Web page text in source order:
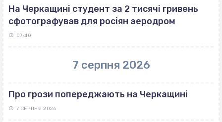
На Черкащині студент за 2 тисячі гривень
сфотографував для росіян аеродром
07:40
7 серпня 2026
Про грози попереджають на Черкащині
7 СЕРПНЯ 2026